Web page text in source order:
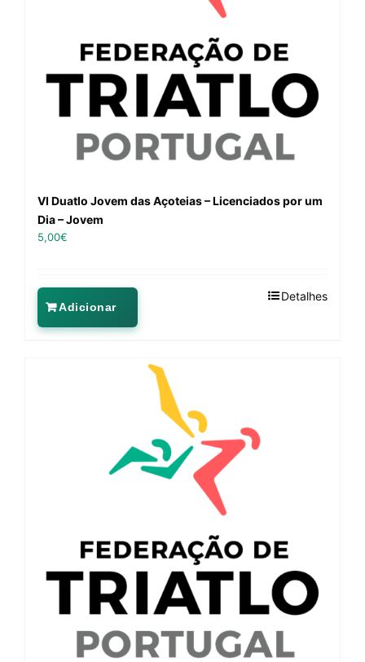
VI Duatlo Jovem das Açoteias – Licenciados por um
Dia – Jovem
5,00€
Adicionar
Detalhes